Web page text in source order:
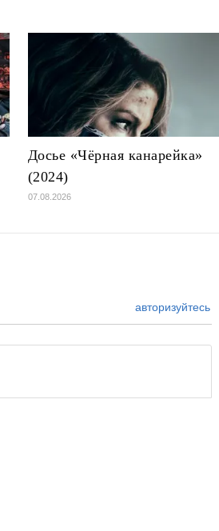
Досье «Чёрная канарейка»
(2024)
07.08.2026
авторизуйтесь